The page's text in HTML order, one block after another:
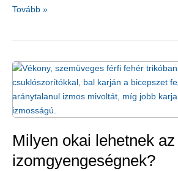
Citromfűvel
ellen
Tovább »
Milyen okai lehetnek az
izomgyengeségnek?